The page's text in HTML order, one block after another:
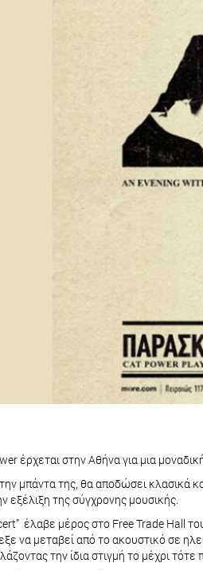
έρχεται στην Αθήνα για μια
μπάντα της, θα αποδώσει κλασικά
εξέλιξη της σύγχρονης μουσικής.
έλαβε μέρος στο Free Trade Hall
να μεταβεί από το ακουστικό σε
την ίδια στιγμή το μέχρι τότε